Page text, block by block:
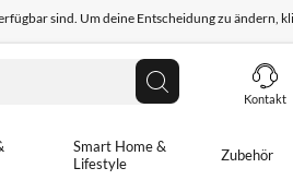
sind. Um deine Entscheidung zu ändern,
14-tägiges Rückgaberecht
Suche
Kontakt
Smart Home &
Lifestyle
Zubehör